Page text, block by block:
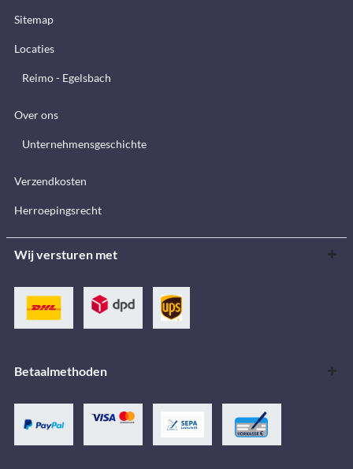
Sitemap
Locaties
Reimo - Egelsbach
Over ons
Unternehmensgeschichte
Verzendkosten
Herroepingsrecht
Wij versturen met
Betaalmethoden